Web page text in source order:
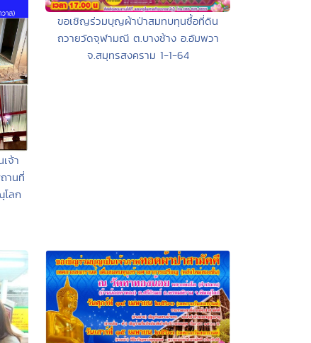
จ้า
านที่
ลก
ขอเชิญร่วมบุญผ้าป่าสมทบทุนซื้อที่ดิน
ถวายวัดจุฬามณี ต.บางช้าง อ.อัมพวา
จ.สมุทรสงคราม 1-1-64